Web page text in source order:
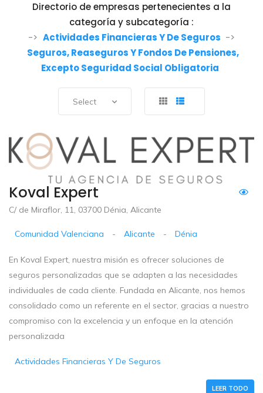
Directorio de empresas pertenecientes a la
categoría y subcategoría :
-> Actividades Financieras Y De Seguros ->
Seguros, Reaseguros Y Fondos De Pensiones,
Excepto Seguridad Social Obligatoria
Select
Koval Expert
C/ de Miraflor, 11, 03700 Dénia, Alicante
Comunidad Valenciana - Alicante - Dénia
En Koval Expert, nuestra misión es ofrecer soluciones de
seguros personalizadas que se adapten a las necesidades
individuales de cada cliente. Fundada en Alicante, nos hemos
consolidado como un referente en el sector, gracias a nuestro
compromiso con la excelencia y un enfoque en la atención
personalizada
Actividades Financieras Y De Seguros
LEER TODO